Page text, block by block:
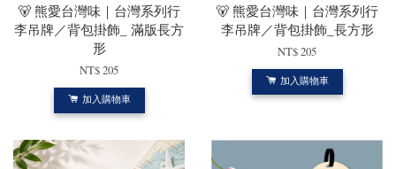
🐻 熊愛台灣味｜台灣系列行
李吊牌／背包掛飾_ 滿版長方
形
NT$ 205
加入購物車
🐻 熊愛台灣味｜台灣系列行
李吊牌／背包掛飾_長方形
NT$ 205
加入購物車